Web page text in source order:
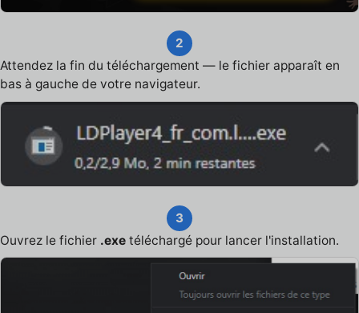
2
Attendez la fin du téléchargement — le fichier apparaît en
bas à gauche de votre navigateur.
3
Ouvrez le fichier .exe téléchargé pour lancer l'installation.